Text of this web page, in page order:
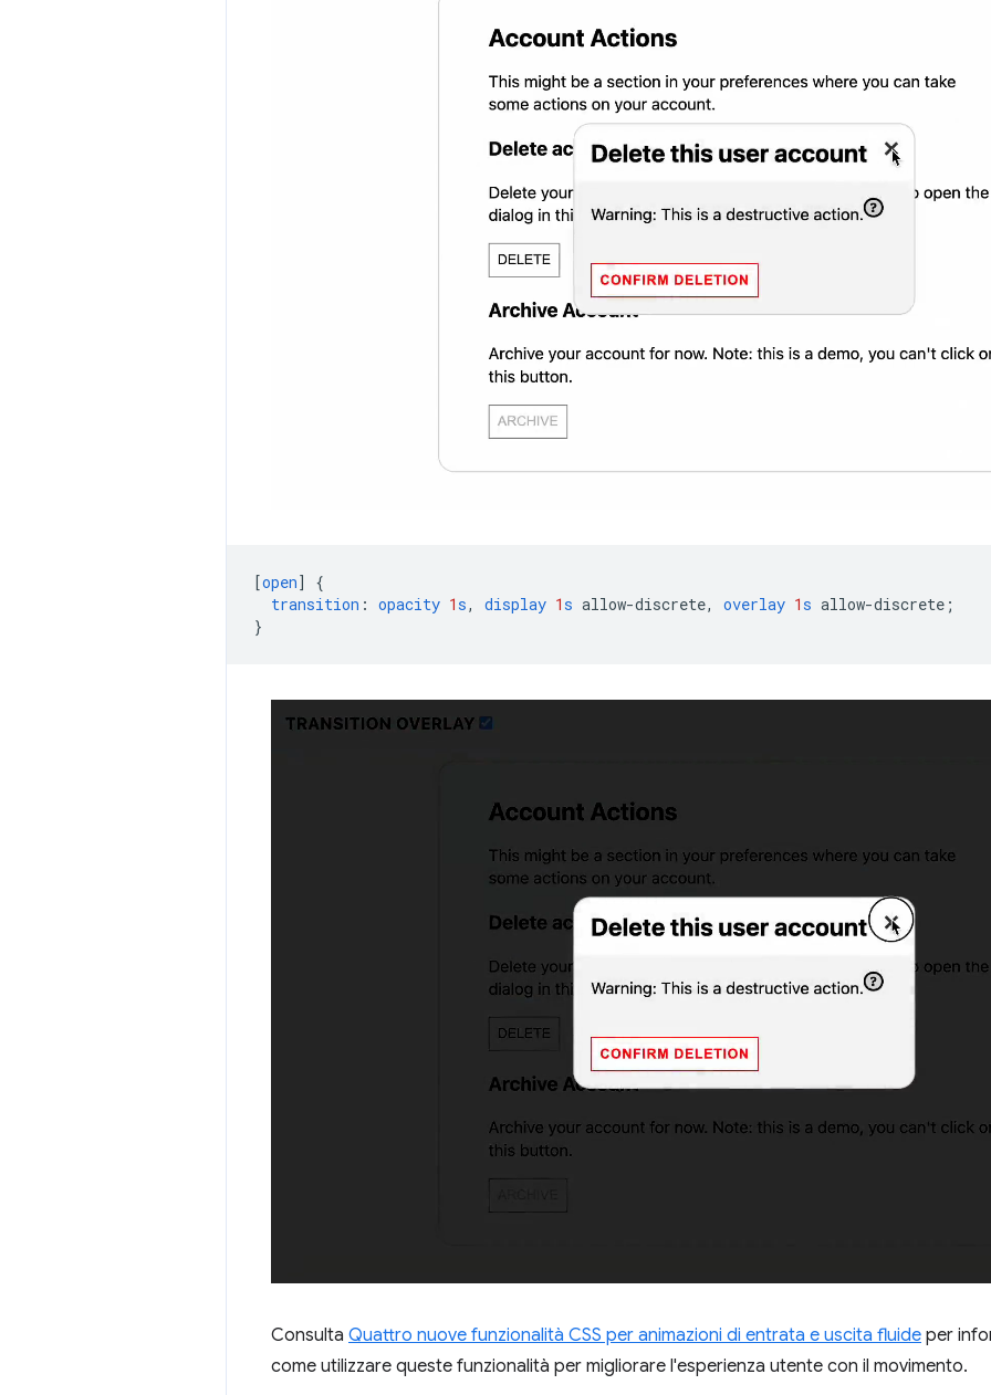
[open]
{
transition : opacity 1s, display 1s allow-discrete, overlay 1s allow-discrete ;
}
Consulta Quattro nuove funzionalità CSS per animazioni di entrata e uscita fluide per
come utilizzare queste funzionalità per migliorare l'esperienza utente con il movimento.